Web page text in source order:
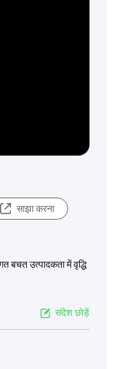
साझा करना
बचत उत्पादकता में वृद्धि
संदेश छोड़ें